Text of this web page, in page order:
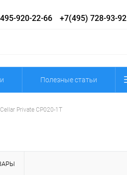
920-22-66 +7(495) 728-93-92
Полезные статьи
Cellar Private CP020-1T